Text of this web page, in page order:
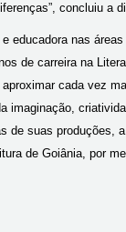
concluiu a
educadora nas
de carreira na
cada vez
imaginação,
de suas produções,
de Goiânia, por